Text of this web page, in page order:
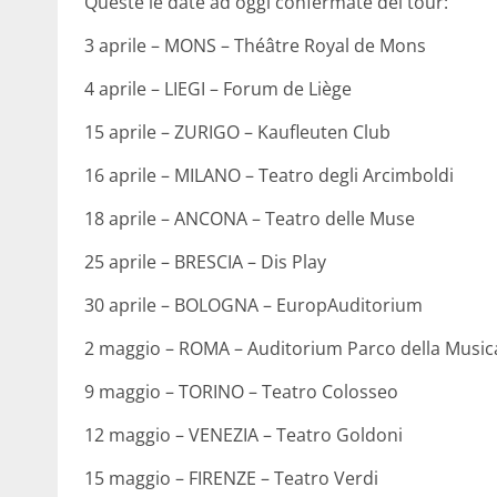
3 aprile – MONS – Théâtre Royal de Mons
4 aprile – LIEGI – Forum de Liège
15 aprile – ZURIGO – Kaufleuten Club
16 aprile – MILANO – Teatro degli Arcimboldi
18 aprile – ANCONA – Teatro delle Muse
25 aprile – BRESCIA – Dis Play
30 aprile – BOLOGNA – EuropAuditorium
2 maggio – ROMA – Auditorium Parco della
9 maggio – TORINO – Teatro Colosseo
12 maggio – VENEZIA – Teatro Goldoni
15 maggio – FIRENZE – Teatro Verdi